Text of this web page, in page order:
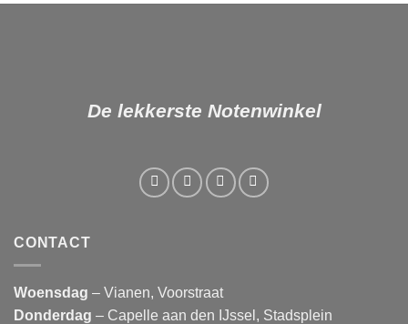
De lekkerste Notenwinkel
CONTACT
Woensdag – Vianen, Voorstraat
Donderdag – Capelle aan den IJssel, Stadsplein